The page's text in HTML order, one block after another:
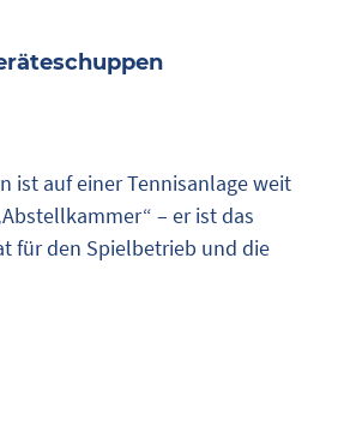
ist auf einer Tennisanlage weit
– er ist das
für den Spielbetrieb und die